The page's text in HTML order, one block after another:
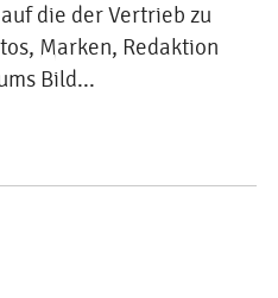
die der Vertrieb zu
Marken, Redaktion
Bild...